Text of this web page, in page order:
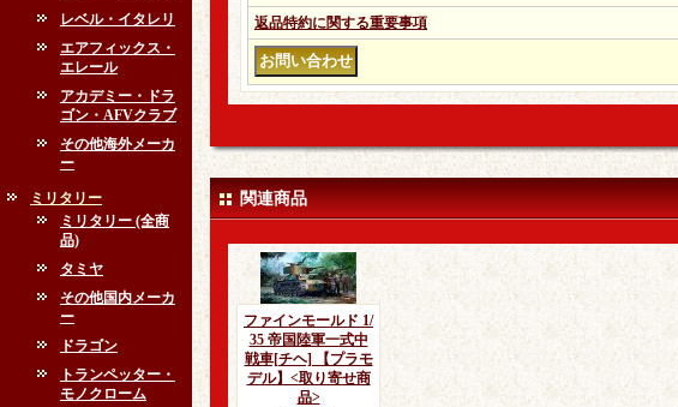
レベル・イタレリ
エアフィックス・
エレール
アカデミー・ドラ
ゴン・AFVクラブ
その他海外メーカ
ー
ミリタリー
ミリタリー (全商
品)
タミヤ
その他国内メーカ
ー
ドラゴン
トランペッター・
モノクローム
返品特約に関する重要事項
関連商品
ファインモールド 1/
35 帝国陸軍一式中
戦車[チヘ] 【プラモ
デル】<取り寄せ商
品>